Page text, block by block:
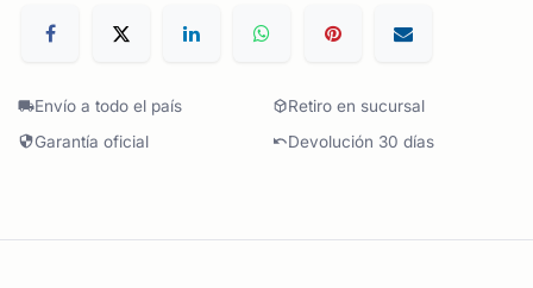
Envío a todo el país
Retiro en sucursal
Garantía oficial
Devolución 30 días